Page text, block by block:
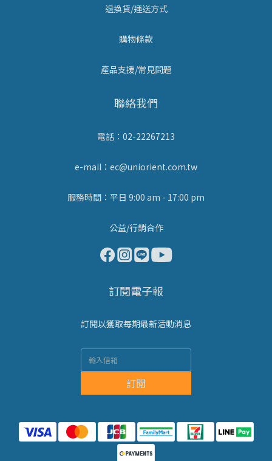
退換貨/運送方式
購物條款
產品支援/常見問題
聯絡我們
電話：02-22267213
e-mail：ec@uniorient.com.tw
服務時間：平日 9:00 am - 17:00 pm
公益/行銷合作
訂閱電子報
訂閱以獲取每期最新活動消息
訂閱